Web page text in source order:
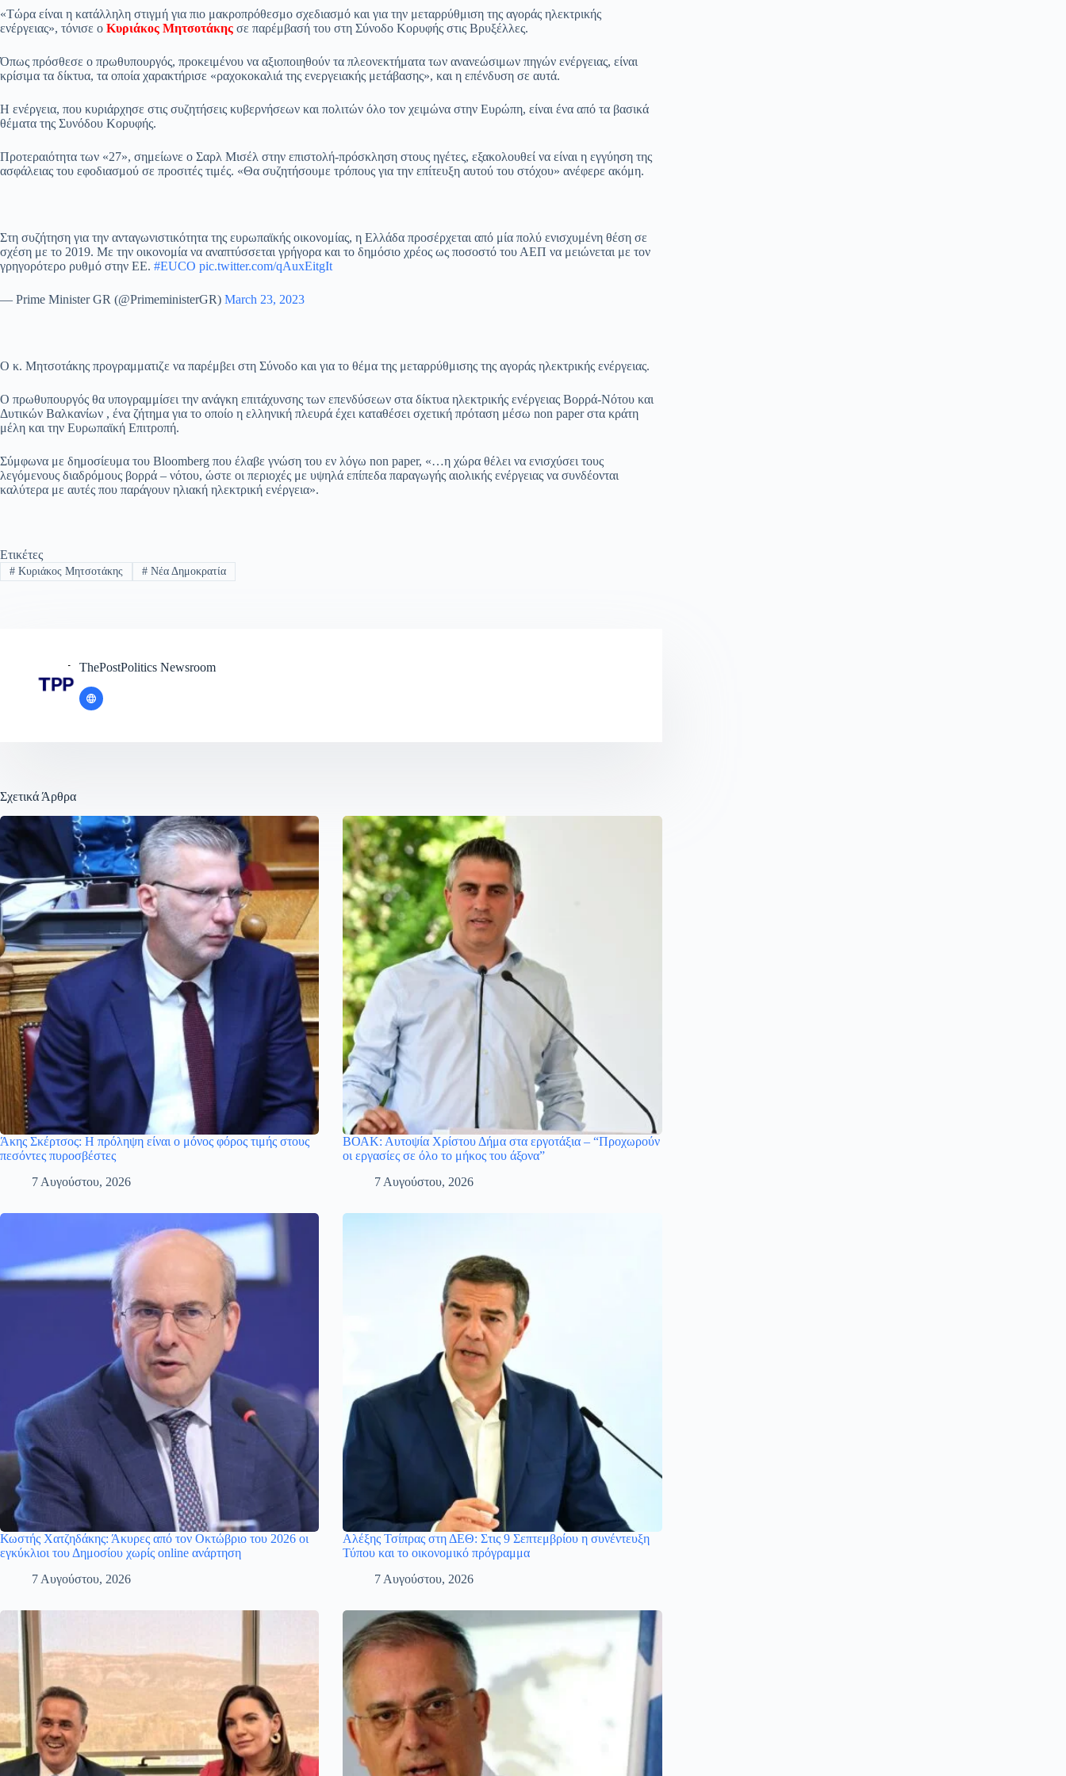
bo
ok
ts
A
pp
gr
a
m
sa
ge
ail ail ρ
α
στ
εί
«Τώρα είναι η κατάλληλη στιγμή για πιο μακροπρόθεσμο σχεδιασμό και για την μεταρρύθμιση της αγοράς ηλεκτρικής
ενέργειας», τόνισε ο Κυριάκος Μητσοτάκης σε παρέμβασή του στη Σύνοδο Κορυφής στις Βρυξέλλες.
Όπως πρόσθεσε ο πρωθυπουργός, προκειμένου να αξιοποιηθούν τα πλεονεκτήματα των ανανεώσιμων πηγών ενέργειας, είναι
κρίσιμα τα δίκτυα, τα οποία χαρακτήρισε «ραχοκοκαλιά της ενεργειακής μετάβασης», και η επένδυση σε αυτά.
Η ενέργεια, που κυριάρχησε στις συζητήσεις κυβερνήσεων και πολιτών όλο τον χειμώνα στην Ευρώπη, είναι ένα από τα βασικά
θέματα της Συνόδου Κορυφής.
Προτεραιότητα των «27», σημείωνε ο Σαρλ Μισέλ στην επιστολή-πρόσκληση στους ηγέτες, εξακολουθεί να είναι η εγγύηση της
ασφάλειας του εφοδιασμού σε προσιτές τιμές. «Θα συζητήσουμε τρόπους για την επίτευξη αυτού του στόχου» ανέφερε ακόμη.
Στη συζήτηση για την ανταγωνιστικότητα της ευρωπαϊκής οικονομίας, η Ελλάδα προσέρχεται από μία πολύ ενισχυμένη θέση σε
σχέση με το 2019. Με την οικονομία να αναπτύσσεται γρήγορα και το δημόσιο χρέος ως ποσοστό του ΑΕΠ να μειώνεται με τον
γρηγορότερο ρυθμό στην ΕΕ. #EUCO pic.twitter.com/qAuxEitgIt
— Prime Minister GR (@PrimeministerGR) March 23, 2023
Ο κ. Μητσοτάκης προγραμματιζε να παρέμβει στη Σύνοδο και για το θέμα της μεταρρύθμισης της αγοράς ηλεκτρικής ενέργειας.
Ο πρωθυπουργός θα υπογραμμίσει την ανάγκη επιτάχυνσης των επενδύσεων στα δίκτυα ηλεκτρικής ενέργειας Βορρά-Νότου και
Δυτικών Βαλκανίων , ένα ζήτημα για το οποίο η ελληνική πλευρά έχει καταθέσει σχετική πρόταση μέσω non paper στα κράτη
μέλη και την Ευρωπαϊκή Επιτροπή.
Σύμφωνα με δημοσίευμα του Bloomberg που έλαβε γνώση του εν λόγω non paper, «…η χώρα θέλει να ενισχύσει τους
λεγόμενους διαδρόμους βορρά – νότου, ώστε οι περιοχές με υψηλά επίπεδα παραγωγής αιολικής ενέργειας να συνδέονται
καλύτερα με αυτές που παράγουν ηλιακή ηλεκτρική ενέργεια».
Ετικέτες
#Κυριάκος Μητσοτάκης #Νέα Δημοκρατία
ThePostPolitics Newsroom
Σχετικά Άρθρα
Άκης Σκέρτσος: Η πρόληψη είναι ο μόνος φόρος τιμής στους
πεσόντες πυροσβέστες
7 Αυγούστου, 2026
ΒΟΑΚ: Αυτοψία Χρίστου Δήμα στα εργοτάξια – “Προχωρούν
οι εργασίες σε όλο το μήκος του άξονα”
7 Αυγούστου, 2026
Κωστής Χατζηδάκης: Άκυρες από τον Οκτώβριο του 2026 οι
εγκύκλιοι του Δημοσίου χωρίς online ανάρτηση
7 Αυγούστου, 2026
Αλέξης Τσίπρας στη ΔΕΘ: Στις 9 Σεπτεμβρίου η συνέντευξη
Τύπου και το οικονομικό πρόγραμμα
7 Αυγούστου, 2026